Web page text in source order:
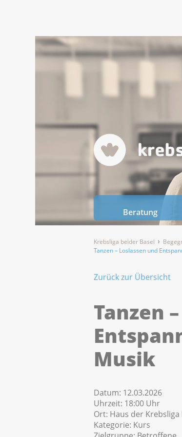
Beratung
Krebsliga beider Basel
Tanzen – Loslassen und
Zurück zur Übersicht
Tanzen
Musik
Datum: 12.03.2026
Uhrzeit: 18:00 Uhr
Ort: Haus der Krebsliga
Kategorie: Kurs